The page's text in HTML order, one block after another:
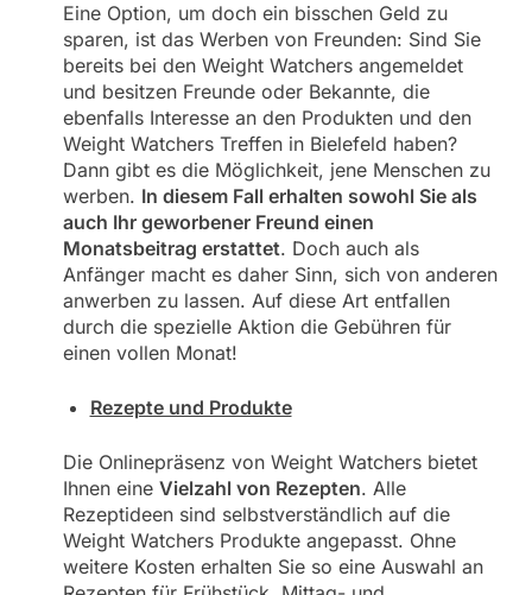
Eine Option, um doch ein bisschen Geld zu
sparen, ist das Werben von Freunden: Sind Sie
bereits bei den Weight Watchers angemeldet
und besitzen Freunde oder Bekannte, die
ebenfalls Interesse an den Produkten und den
Weight Watchers Treffen in Bielefeld haben?
Dann gibt es die Möglichkeit, jene Menschen zu
werben. In diesem Fall erhalten sowohl Sie als
auch Ihr geworbener Freund einen
Monatsbeitrag erstattet. Doch auch als
Anfänger macht es daher Sinn, sich von anderen
anwerben zu lassen. Auf diese Art entfallen
durch die spezielle Aktion die Gebühren für
einen vollen Monat!
Rezepte und Produkte
Die Onlinepräsenz von Weight Watchers bietet
Ihnen eine Vielzahl von Rezepten. Alle
Rezeptideen sind selbstverständlich auf die
Weight Watchers Produkte angepasst. Ohne
weitere Kosten erhalten Sie so eine Auswahl an